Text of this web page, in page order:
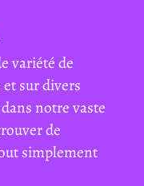
variété de
sur divers
notre vaste
de
simplement